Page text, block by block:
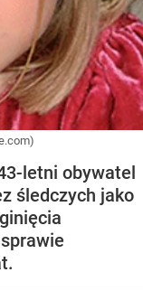
letni obywatel
śledczych jako